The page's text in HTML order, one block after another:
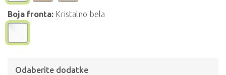
Boja fronta: Kristalno bela
Odaberite dodatke